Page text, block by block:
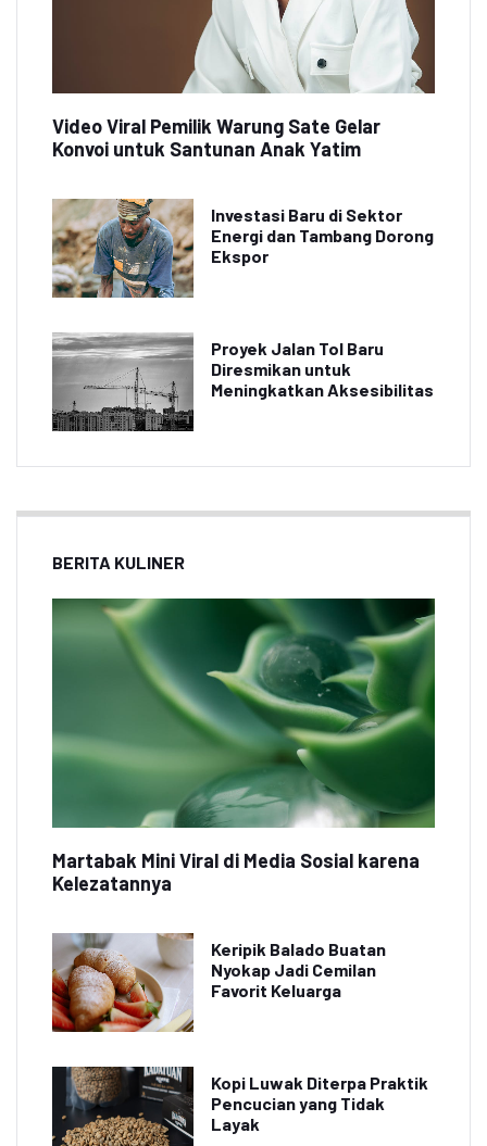
Video Viral Pemilik Warung Sate Gelar
Konvoi untuk Santunan Anak Yatim
Investasi Baru di Sektor
Energi dan Tambang Dorong
Ekspor
Proyek Jalan Tol Baru
Diresmikan untuk
Meningkatkan Aksesibilitas
BERITA KULINER
Martabak Mini Viral di Media Sosial karena
Kelezatannya
Keripik Balado Buatan
Nyokap Jadi Cemilan
Favorit Keluarga
Kopi Luwak Diterpa Praktik
Pencucian yang Tidak
Layak